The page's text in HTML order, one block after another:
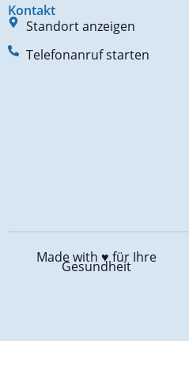
Kontakt
Standort anzeigen
Telefonanruf starten
Made with ♥️für Ihre
Gesundheit